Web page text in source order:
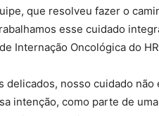
que resolveu fazer o
esse cuidado
Internação Oncológica do
delicados, nosso cuidado
intenção, como parte de